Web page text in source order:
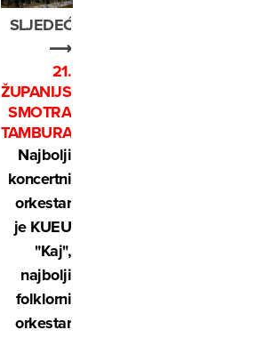
SLJEDEĆE
⟶
21.
ŽUPANIJSKA
SMOTRA
TAMBURAŠA
Najbolji
koncertni
orkestar
je KUEU
"Kaj",
najbolji
folklorni
orkestar